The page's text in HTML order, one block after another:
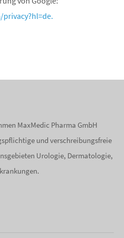
MaxMedic Pharma GmbH
und verschreibungsfreie
Urologie, Dermatologie,